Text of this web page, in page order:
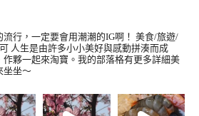
行，一定要會用潮潮的IG啊！ 美食/旅遊/
人生是由許多小小美好與感動拼湊而成
作夥一起來淘寶。我的部落格有更多詳細美
坐坐～